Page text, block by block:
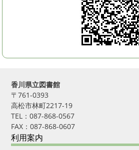
香川県立図書館
〒761-0393
高松市林町2217-19
TEL：087-868-0567
FAX：087-868-0607
利用案内